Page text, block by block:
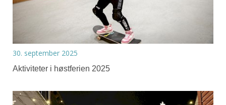
30. september 2025
Aktiviteter i høstferien 2025